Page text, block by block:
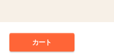
カート